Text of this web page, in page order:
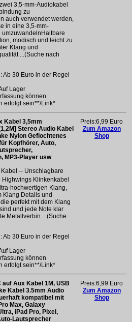
3,5-mm-Audiokabel
zu
auch verwendet werden,
in eine 3,5-mm-
umzuwandelnHaltbare
modisch und leicht zu
Klang und
...(Suche nach
Ab 30 Euro in der Regel
Lager
können
erfolgt sein**/Link*
Kabel 3,5mm
Stereo Audio Kabel
Nylon Geflochtenes
Kopfhörer, Auto,
MP3-Player usw
-- Unschlagbare
Highwings Klinkenkabel
hochwertigen Klang,
Klang Details und
perfekt mit dem Klang
und jede Note klar
Metallverbin ...(Suche
Ab 30 Euro in der Regel
Lager
können
erfolgt sein**/Link*
Preis:6,99 Euro
Zum Amazon
Shop
auf Aux Kabel 1M, USB
Kabel 3.5mm Audio
kompatibel mit
Max, Galaxy
iPad Pro, Pixel,
Lautsprecher
Preis:6,99 Euro
Zum Amazon
Shop